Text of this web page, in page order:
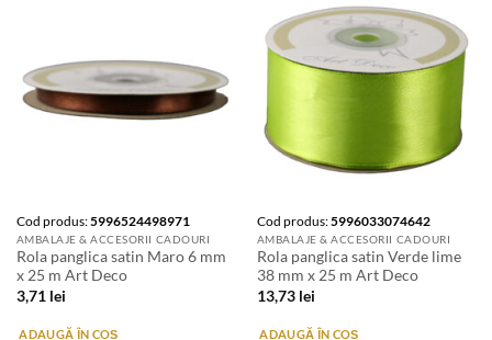
Cod produs:5996524498971
AMBALAJE & ACCESORII CADOURI
Rola panglica satin Maro 6 mm
x 25 m Art Deco
3,71 lei
ADAUGĂ ÎN COȘ
Cod produs:5996033074642
AMBALAJE & ACCESORII CADOURI
Rola panglica satin Verde lime
38 mm x 25 m Art Deco
13,73 lei
ADAUGĂ ÎN COȘ